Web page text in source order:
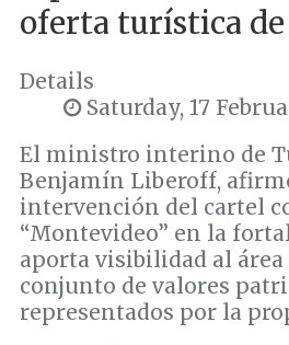
oferta turística
Details
Saturday, 17
El ministro interino de
Benjamín Liberoff,
intervención del cartel
“Montevideo” en la
aporta visibilidad al área
conjunto de valores
representados por la